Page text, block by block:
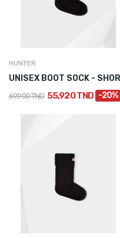
HUNTER
UNISEX BOOT SOCK -
69,900 TND 55,920 TND -20%